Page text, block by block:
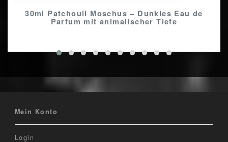
30ml Patchouli Moschus – Dunkles Eau de
Parfum mit animalischer Tiefe
Mein Konto
Login